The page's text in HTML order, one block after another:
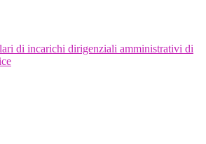
di incarichi dirigenziali amministrativi di